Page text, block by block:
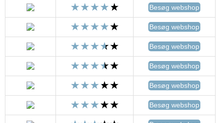
Besøg webshop
Besøg webshop
Besøg webshop
Besøg webshop
Besøg webshop
Besøg webshop